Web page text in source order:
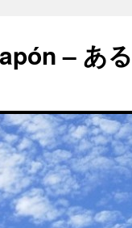
– あ